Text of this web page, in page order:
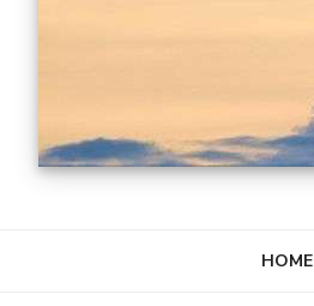
HOME